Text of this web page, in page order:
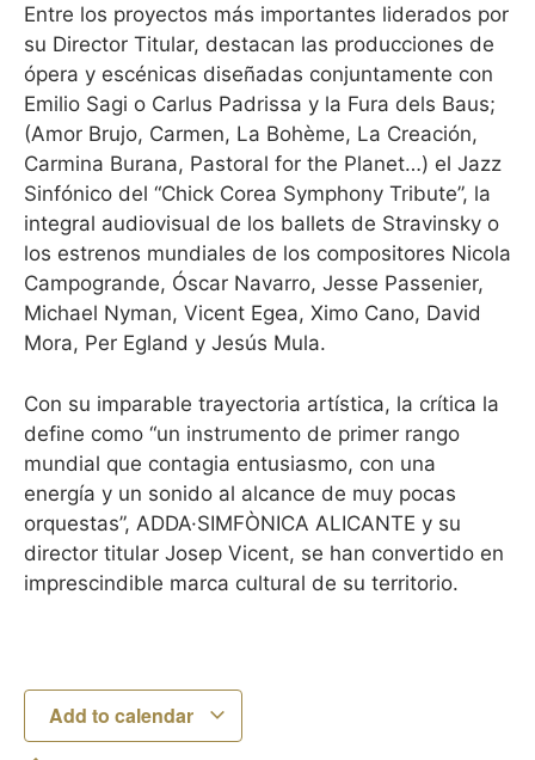
Entre los proyectos más importantes liderados por
su Director Titular, destacan las producciones de
ópera y escénicas diseñadas conjuntamente con
Emilio Sagi o Carlus Padrissa y la Fura dels Baus;
(Amor Brujo, Carmen, La Bohème, La Creación,
Carmina Burana, Pastoral for the Planet…) el Jazz
Sinfónico del “Chick Corea Symphony Tribute”, la
integral audiovisual de los ballets de Stravinsky o
los estrenos mundiales de los compositores Nicola
Campogrande, Óscar Navarro, Jesse Passenier,
Michael Nyman, Vicent Egea, Ximo Cano, David
Mora, Per Egland y Jesús Mula.
Con su imparable trayectoria artística, la crítica la
define como “un instrumento de primer rango
mundial que contagia entusiasmo, con una
energía y un sonido al alcance de muy pocas
orquestas”, ADDA·SIMFÒNICA ALICANTE y su
director titular Josep Vicent, se han convertido en
imprescindible marca cultural de su territorio.
Add to calendar